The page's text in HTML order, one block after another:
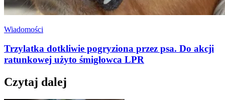
Wiadomości
Trzylatka dotkliwie pogryziona przez psa. Do akcji
ratunkowej użyto śmigłowca LPR
Czytaj dalej